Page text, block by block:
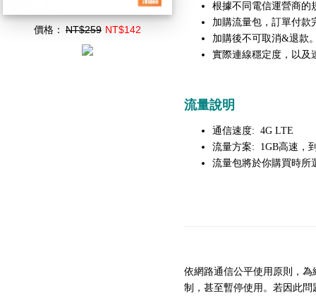
價格： NT$259 NT$142
根據不同電信運營商的
加購流量包，訂單付款
加購後不可取消&退款
實際連線穩定度，以及
流量說明
通信速度: 4G LTE
流量方案: 1GB高速，
流量包將於你購買時所
依網路通信公平使用原則，
制， 甚至暫停使用。 若因此問